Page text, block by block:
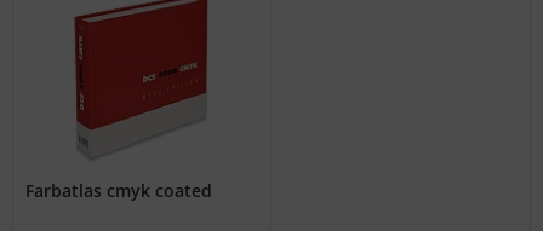
Farbatlas cmyk coated